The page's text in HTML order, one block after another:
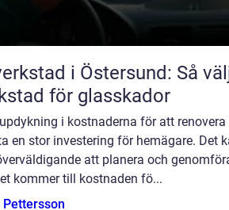
i Östersund: Så
för glasskador
i kostnaderna för att
en stor investering för hemägare. Det
att planera och
kommer till kostnaden fö...